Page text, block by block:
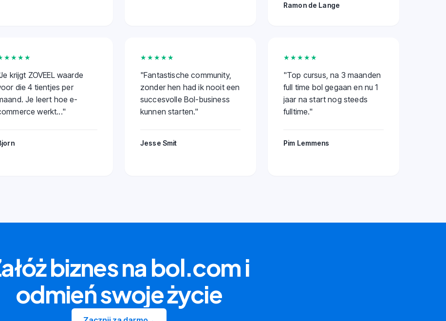
Ramon de Lange
krijgt ZOVEEL waarde
die 4 tientjes per
Je leert hoe e-
werkt..."
★★★★★
"Fantastische community,
zonder hen had ik nooit een
succesvolle Bol-business
kunnen starten."
Jesse Smit
★★★★★
"Top cursus, na 3 maanden
full time bol gegaan en nu 1
jaar na start nog steeds
fulltime."
Pim Lemmens
biznes na bol.com i
odmień swoje życie